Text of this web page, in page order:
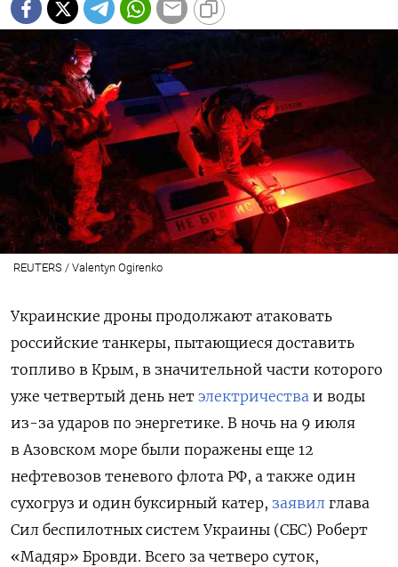
REUTERS / Valentyn Ogirenko
Украинские дроны продолжают атаковать
российские танкеры, пытающиеся доставить
топливо в Крым, в значительной части которого
уже четвертый день нет электричества и воды
из-за ударов по энергетике. В ночь на 9 июля
в Азовском море были поражены еще 12
нефтевозов теневого флота РФ, а также один
сухогруз и один буксирный катер, заявил глава
Сил беспилотных систем Украины (СБС) Роберт
«Мадяр» Бровди. Всего за четверо суток,